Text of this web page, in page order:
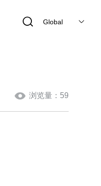
Global
浏览量：59